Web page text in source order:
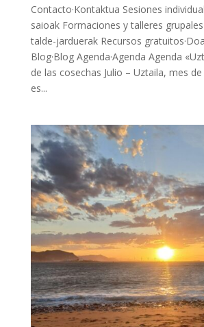
Contacto·Kontaktua Sesiones
saioak Formaciones y talleres
talde-jarduerak Recursos
Blog·Blog Agenda·Agenda Agenda
de las cosechas Julio – Uztaila, mes
es...